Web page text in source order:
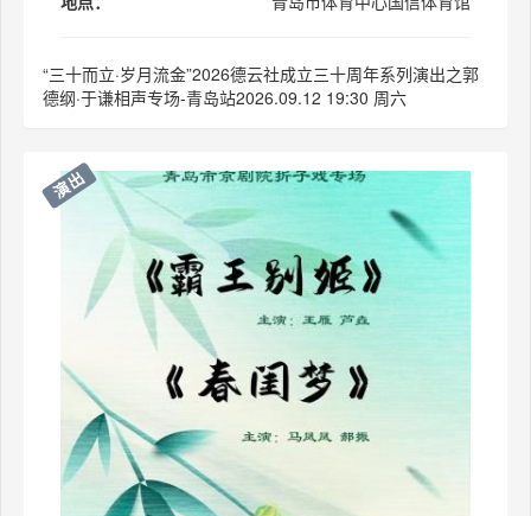
“三十而立·岁月流金”2026德云社成立三十周年系列演出之郭
德纲·于谦相声专场-青岛站2026.09.12 19:30 周六
演出